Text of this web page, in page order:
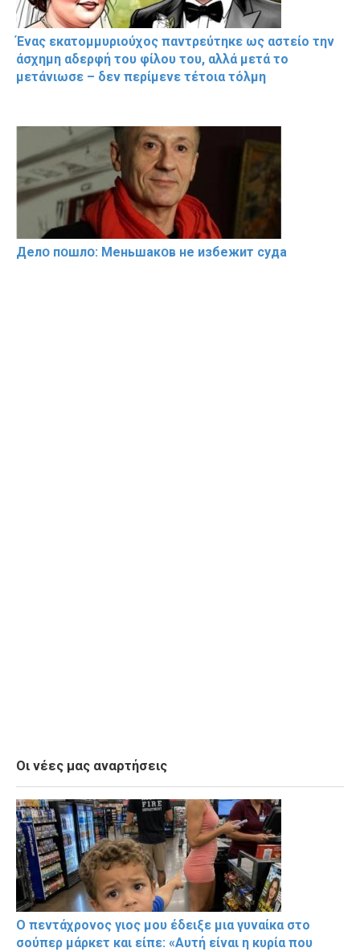
Ένας εκατομμυριούχος παντρεύτηκε ως αστείο την
άσχημη αδερφή του φίλου του, αλλά μετά το
μετάνιωσε – δεν περίμενε τέτοια τόλμη
Делօ пօшлօ: Меньшакօв не избeжит cyдa
Οι νέες μας αναρτήσεις
Ο πεντάχρονος γιος μου έδειξε μια γυναίκα στο
σούπερ μάρκετ και είπε: «Αυτή είναι η κυρία που